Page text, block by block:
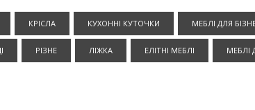
КРІСЛА КУХОННІ КУТОЧКИ МЕБЛІ ДЛЯ
РІЗНЕ ЛІЖКА ЕЛІТНІ МЕБЛІ МЕБЛІ